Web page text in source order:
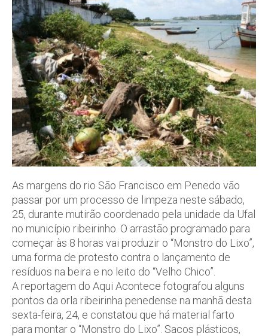
As margens do rio São Francisco em Penedo vão
passar por um processo de limpeza neste sábado,
25, durante mutirão coordenado pela unidade da Ufal
no município ribeirinho. O arrastão programado para
começar às 8 horas vai produzir o “Monstro do Lixo”,
uma forma de protesto contra o lançamento de
resíduos na beira e no leito do “Velho Chico”.
A reportagem do Aqui Acontece fotografou alguns
pontos da orla ribeirinha penedense na manhã desta
sexta-feira, 24, e constatou que há material farto
para montar o “Monstro do Lixo”. Sacos plásticos,